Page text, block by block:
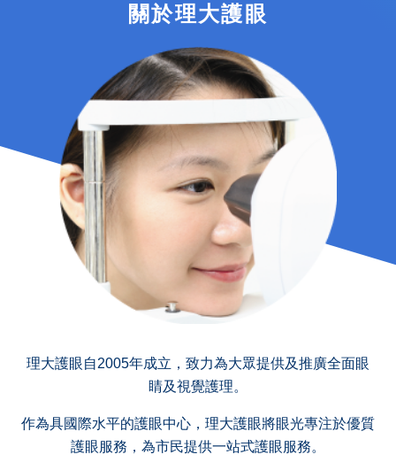
關於理大護眼
理大護眼自2005年成立，致力為大眾提供及推廣全面眼
睛及視覺護理。
作為具國際水平的護眼中心，理大護眼將眼光專注於優質
護眼服務，為市民提供一站式護眼服務。